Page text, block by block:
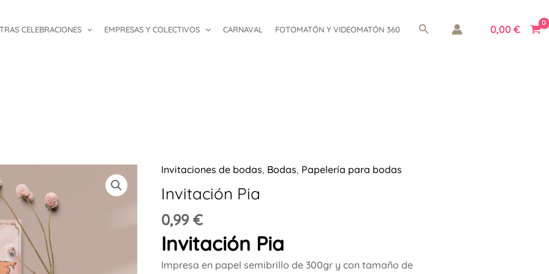
CELEBRACIONES EMPRESAS Y COLECTIVOS CARNAVAL FOTOMATÓN Y VIDEOMATÓN 360 Buscar 0,00 €
Invitaciones de bodas, Bodas, Papelería para bodas
Invitación Pia
0,99€
Invitación Pia
Impresa en papel semibrillo de 300gr y con tamaño de
Invitación
Pia